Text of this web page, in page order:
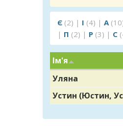
Є (2) | І (4) | А
| П (2) | Р (3) | С
Ім'я
Уляна
Устин (Юстин,